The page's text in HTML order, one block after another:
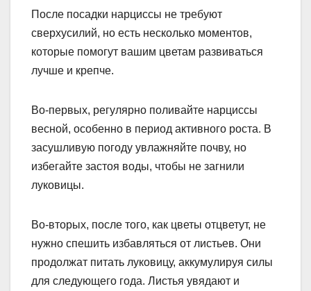
После посадки нарциссы не требуют
сверхусилий, но есть несколько моментов,
которые помогут вашим цветам развиваться
лучше и крепче.
Во-первых, регулярно поливайте нарциссы
весной, особенно в период активного роста. В
засушливую погоду увлажняйте почву, но
избегайте застоя воды, чтобы не загнили
луковицы.
Во-вторых, после того, как цветы отцветут, не
нужно спешить избавляться от листьев. Они
продолжат питать луковицу, аккумулируя силы
для следующего года. Листья увядают и